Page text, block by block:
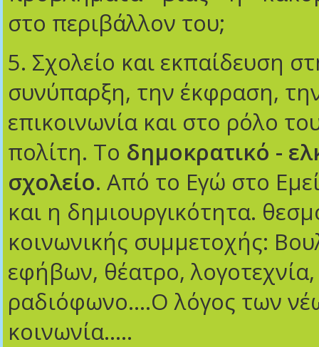
στο περιβάλλον του;
5. Σχολείο και εκπαίδευση
συνύπαρξη, την έκφραση,
επικοινωνία και στο ρόλο
πολίτη. Το δημοκρατικό -
σχολείο. Από το Εγώ στο
και η δημιουργικότητα.
κοινωνικής συμμετοχής:
εφήβων, θέατρο, λογοτεχνία,
ραδιόφωνο....Ο λόγος των
κοινωνία.....